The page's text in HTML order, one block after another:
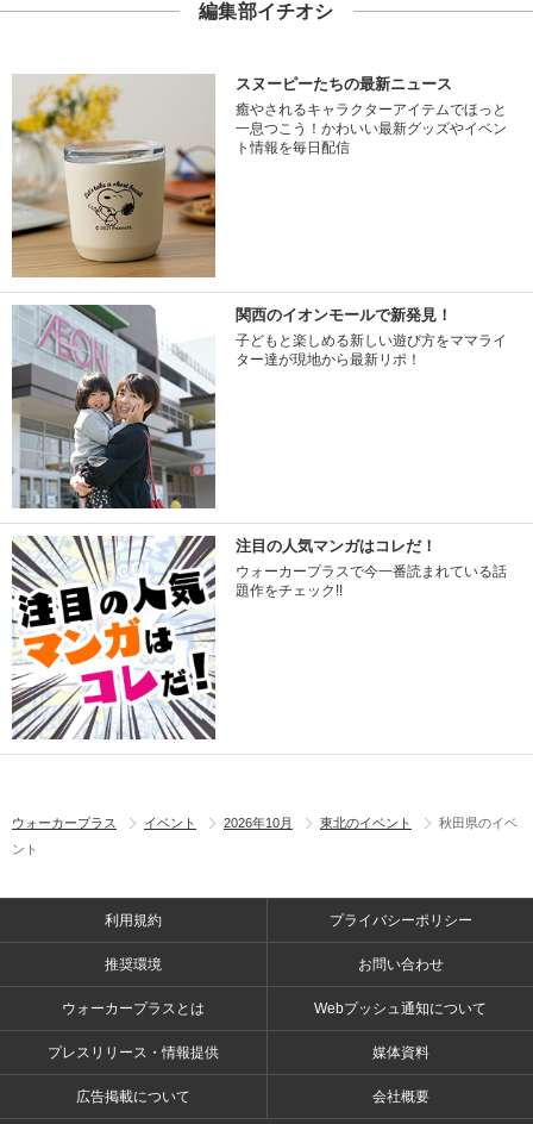
編集部イチオシ
スヌーピーたちの最新ニュース
癒やされるキャラクターアイテムでほっと
一息つこう！かわいい最新グッズやイベン
ト情報を毎日配信
関西のイオンモールで新発見！
子どもと楽しめる新しい遊び方をママライ
ター達が現地から最新リポ！
注目の人気マンガはコレだ！
ウォーカープラスで今一番読まれている話
題作をチェック!!
ウォーカープラス イベント 2026年10月 東北のイベント
秋田県のイベ
ント
利用規約 プライバシーポリシー
推奨環境 お問い合わせ
ウォーカープラスとは Webプッシュ通知について
プレスリリース・情報提供 媒体資料
広告掲載について 会社概要